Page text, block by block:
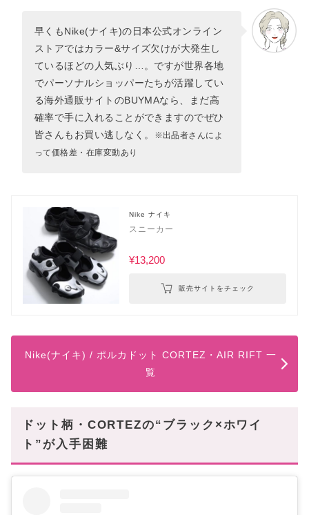
早くもNike(ナイキ)の日本公式オンライン
ストアではカラー&サイズ欠けが大発生し
ているほどの人気ぶり…。ですが世界各地
でパーソナルショッパーたちが活躍してい
る海外通販サイトのBUYMAなら、まだ高
確率で手に入れることができますのでぜひ
皆さんもお買い逃しなく。
※出品者さんによ
って価格差・在庫変動あり
Nike ナイキ
スニーカー
¥13,200
販売サイトをチェック
Nike(ナイキ) / ポルカドット CORTEZ・AIR RIFT 一
覧
ドット柄・CORTEZの“ブラック×ホワイ
ト”が入手困難